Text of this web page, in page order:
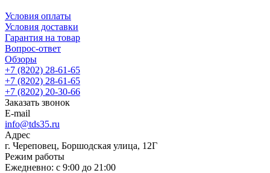
Условия оплаты
Условия доставки
Гарантия на товар
Вопрос-ответ
Обзоры
+7 (8202) 28‑61-65
+7 (8202) 28‑61-65
+7 (8202) 20‑30-66
Заказать звонок
E-mail
info@tds35.ru
Адрес
г. Череповец, Боршодская улица, 12Г
Режим работы
Ежедневно: с 9:00 до 21:00